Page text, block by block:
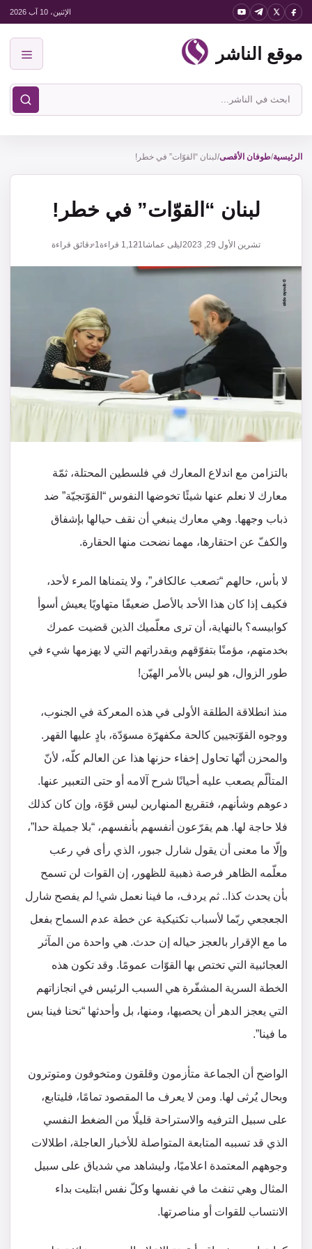
انتقل
المحتوى
الإثنين، 10 آب 2026
موقع الناشر
ابحث
في
الناشر
الرئيسية/طوفان الأقصى/لبنان “القوّات” في خطر!
لبنان “القوّات” في خطر!
تشرين الأول 29, 2023 ليلى عماشا1,121 قراءة1 دقائق قراءة
بالتزامن مع اندلاع المعارك في فلسطين المحتلة، ثمّة
معارك لا نعلم عنها شيئًا تخوضها النفوس “القوّتجيّة” ضد
ذباب وجهها. وهي معارك ينبغي أن نقف حيالها بإشفاق
والكفّ عن احتقارها، مهما نضحت منها الحقارة.
لا بأس، حالهم “تصعب عالكافر”، ولا يتمناها المرء لأحد،
فكيف إذا كان هذا الأحد بالأصل ضعيفًا متهاويًا يعيش أسوأ
كوابيسه؟ بالنهاية، أن ترى معلّميك الذين قضيت عمرك
بخدمتهم، مؤمنًا بتفوّقهم وبقدراتهم التي لا يهزمها شيء في
طور الزوال، هو ليس بالأمر الهيّن!
منذ انطلاقة الطلقة الأولى في هذه المعركة في الجنوب،
ووجوه القوّتجيين كالحة مكفهرّة مسوَدّة، بادٍ عليها القهر.
والمحزن أنّها تحاول إخفاء حزنها هذا عن العالم كلّه، لأنّ
المتألّم يصعب عليه أحيانًا شرح آلامه أو حتى التعبير عنها.
دعوهم وشأنهم، فتقريع المنهارين ليس قوّة، وإن كان كذلك
فلا حاجة لها. هم يقرّعون أنفسهم بأنفسهم، “بلا جميلة حدا”،
وإلّا ما معنى أن يقول شارل جبور، الذي رأى في رعب
معلّمه الظاهر فرصة ذهبية للظهور، إن القوات لن تسمح
بأن يحدث كذا.. ثم يردف، ما فينا نعمل شي! لم يفصح شارل
الجعجعي ربّما لأسباب تكتيكية عن خطة عدم السماح بفعل
ما مع الإقرار بالعجز حياله إن حدث. هي واحدة من المآثر
العجائبية التي تختص بها القوّات عمومًا. وقد تكون هذه
الخطة السرية المشفّرة هي السبب الرئيس في انجازاتهم
التي يعجز الدهر أن يحصيها، ومنها، بل وأحدثها “نحنا فينا بس
ما فينا”.
الواضح أن الجماعة متأزمون وقلقون ومتخوفون ومتوترون
وبحال يُرثى لها. ومن لا يعرف ما المقصود تمامًا، فليتابع،
على سبيل الترفيه والاستراحة قليلًا من الضغط النفسي
الذي قد تسببه المتابعة المتواصلة للأخبار العاجلة، اطلالات
وجوههم المعتمدة اعلاميًا، وليشاهد مي شدياق على سبيل
المثال وهي تنفث ما في نفسها وكلّ نفس ابتليت بداء
الانتساب للقوات أو مناصرتها.